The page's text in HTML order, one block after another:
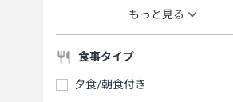
もっと見る
食事タイプ
夕食/朝食付き